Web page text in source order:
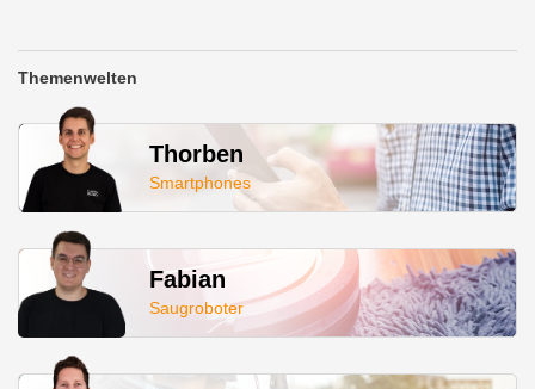
Themenwelten
Thorben
Smartphones
Fabian
Saugroboter